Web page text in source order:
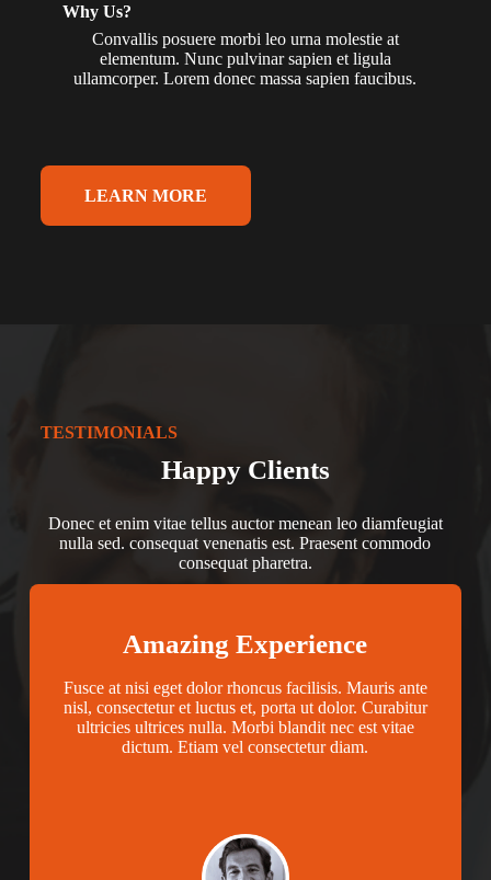
Why Us?
Convallis posuere morbi leo urna molestie at
elementum. Nunc pulvinar sapien et ligula
ullamcorper. Lorem donec massa sapien faucibus.
LEARN MORE
TESTIMONIALS
Happy Clients
Donec et enim vitae tellus auctor menean leo diamfeugiat
nulla sed. consequat venenatis est. Praesent commodo
consequat pharetra.
Amazing Experience
Fusce at nisi eget dolor rhoncus facilisis. Mauris ante
nisl, consectetur et luctus et, porta ut dolor. Curabitur
ultricies ultrices nulla. Morbi blandit nec est vitae
dictum. Etiam vel consectetur diam.